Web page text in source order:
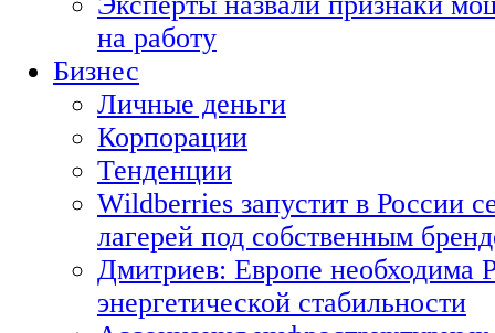
на работу
Бизнес
Личные деньги
Корпорации
Тенденции
Wildberries запустит в России
лагерей под собственным
Дмитриев: Европе необходима
энергетической стабильности